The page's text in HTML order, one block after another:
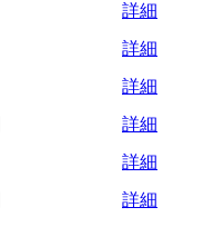
詳細
詳細
詳細
詳細
詳細
詳細